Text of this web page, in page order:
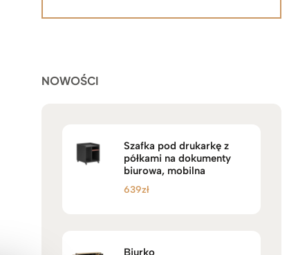
2.199zł
NOWOŚCI
Szafka pod drukarkę z
półkami na dokumenty
biurowa, mobilna
639zł